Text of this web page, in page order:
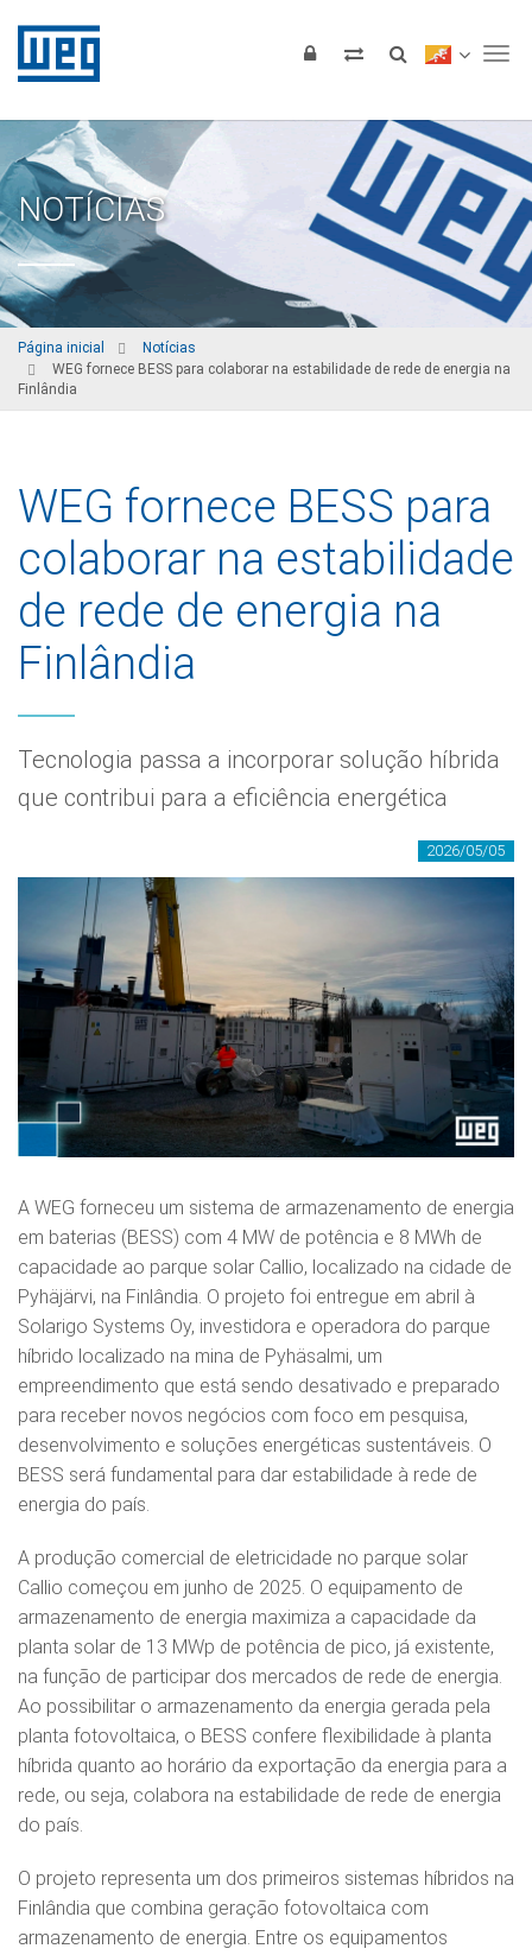
NOTÍCIAS
Página inicial
Notícias
WEG fornece BESS para colaborar na estabilidade de rede de energia na
Finlândia
WEG fornece BESS para
colaborar na estabilidade
de rede de energia na
Finlândia
Tecnologia passa a incorporar solução híbrida
que contribui para a eficiência energética
2026/05/05
A WEG forneceu um sistema de armazenamento de energia
em baterias (BESS) com 4 MW de potência e 8 MWh de
capacidade ao parque solar Callio, localizado na cidade de
Pyhäjärvi, na Finlândia. O projeto foi entregue em abril à
Solarigo Systems Oy, investidora e operadora do parque
híbrido localizado na mina de Pyhäsalmi, um
empreendimento que está sendo desativado e preparado
para receber novos negócios com foco em pesquisa,
desenvolvimento e soluções energéticas sustentáveis. O
BESS será fundamental para dar estabilidade à rede de
energia do país.
A produção comercial de eletricidade no parque solar
Callio começou em junho de 2025. O equipamento de
armazenamento de energia maximiza a capacidade da
planta solar de 13 MWp de potência de pico, já existente,
na função de participar dos mercados de rede de energia.
Ao possibilitar o armazenamento da energia gerada pela
planta fotovoltaica, o BESS confere flexibilidade à planta
híbrida quanto ao horário da exportação da energia para a
rede, ou seja, colabora na estabilidade de rede de energia
do país.
O projeto representa um dos primeiros sistemas híbridos na
Finlândia que combina geração fotovoltaica com
armazenamento de energia. Entre os equipamentos